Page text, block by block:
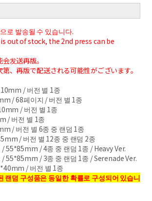
로 발송될 수 있습니다.
out of stock, the 2nd press can be
发送再版。
、再版で配送される可能性がございます。
/ 버전 별 1종
/ 68페이지 / 버전 별 1종
/ 버전 별 1종
/ 버전 별 1종
/ 버전 별 6종 중 랜덤 1종
/ 버전 별 12종 중 랜덤 2종
/ 55*85mm / 4종 중 랜덤 1종 / Heavy Ver.
/ 55*85mm / 3종 중 랜덤 1종 /Serenade Ver.
/ 버전 별 1종
랜덤 구성품은 동일한 확률로 구성되어 있습니